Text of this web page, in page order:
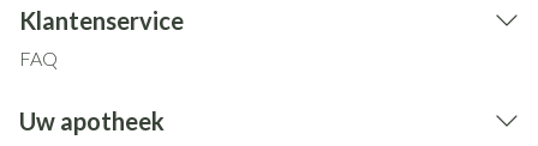
Klantenservice
FAQ
Uw apotheek